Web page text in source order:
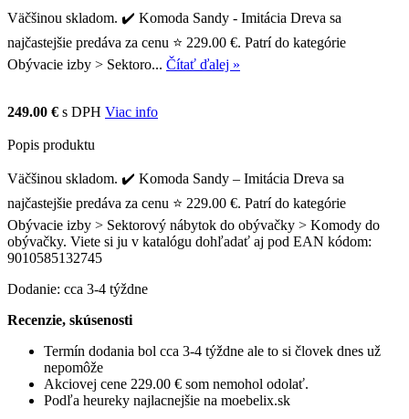
Väčšinou skladom. ✔️ Komoda Sandy - Imitácia Dreva sa
najčastejšie predáva za cenu ⭐ 229.00 €. Patrí do kategórie
Obývacie izby > Sektoro... Čítať ďalej »
249.00 € s DPH Viac info
Popis produktu
Väčšinou skladom. ✔️ Komoda Sandy – Imitácia Dreva sa
najčastejšie predáva za cenu ⭐ 229.00 €. Patrí do kategórie
Obývacie izby > Sektorový nábytok do obývačky > Komody do
obývačky. Viete si ju v katalógu dohľadať aj pod EAN kódom:
9010585132745
Dodanie: cca 3-4 týždne
Recenzie, skúsenosti
Termín dodania bol cca 3-4 týždne ale to si človek dnes už
nepomôže
Akciovej cene 229.00 € som nemohol odolať.
Podľa heureky najlacnejšie na moebelix.sk